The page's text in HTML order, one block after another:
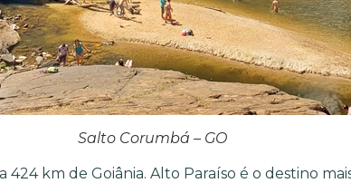
Salto Corumbá – GO
424 km de Goiânia. Alto Paraíso é o destino